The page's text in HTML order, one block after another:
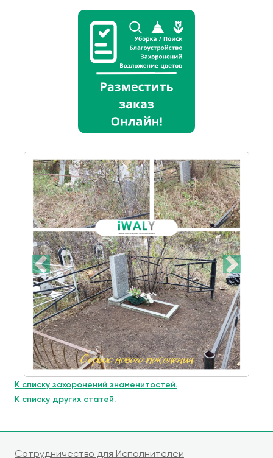
К списку захоронений знаменитостей.
К списку других статей.
Сотрудничество для Исполнителей